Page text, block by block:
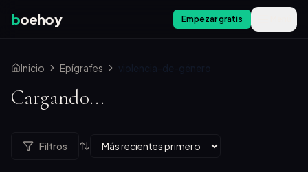
boehoy Empezar gratis
Inicio Epígrafes violencia-de-género
Cargando...
Filtros